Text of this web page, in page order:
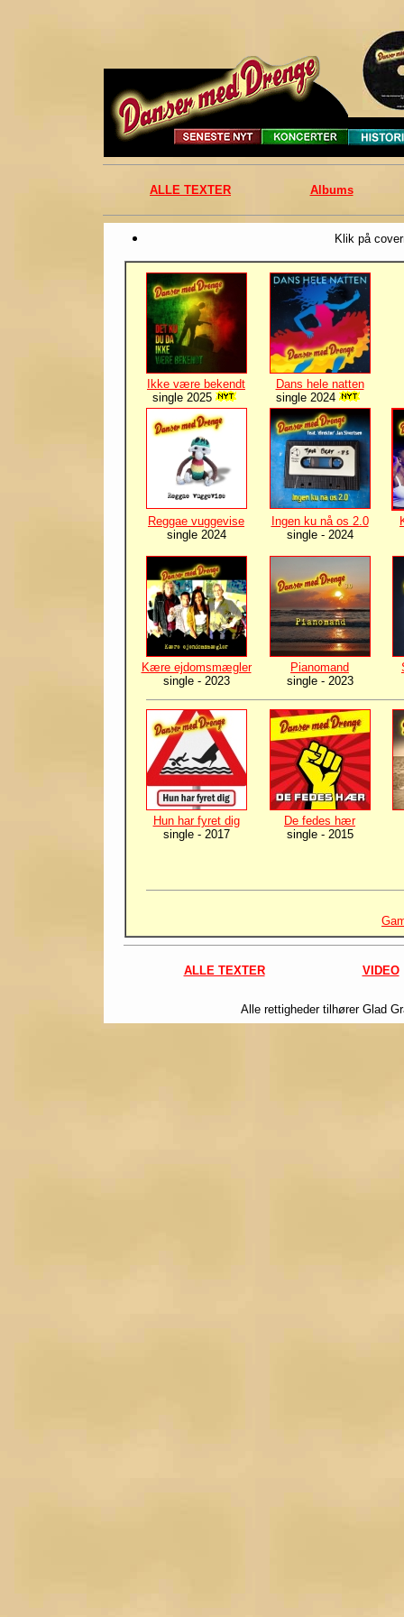
ALLE TEXTER Albums
Klik på
Ikke være bekendt
single 2025
Dans hele natten
single 2024
Reggae vuggevise
single 2024
Ingen ku nå os 2.0
single - 2024
Kære ejdomsmægler
single -2023
Pianomand
single - 2023
Hun har fyret dig
single - 2017
De fedes hær
single - 2015
ALLE TEXTER VIDEO
Alle rettigheder tilhører Glad